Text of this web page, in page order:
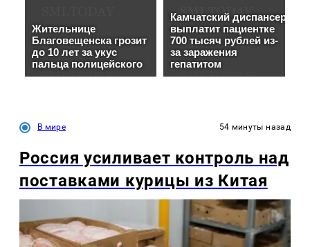
В мире 54 минуты назад
Россия усиливает контроль над
поставками курицы из Китая